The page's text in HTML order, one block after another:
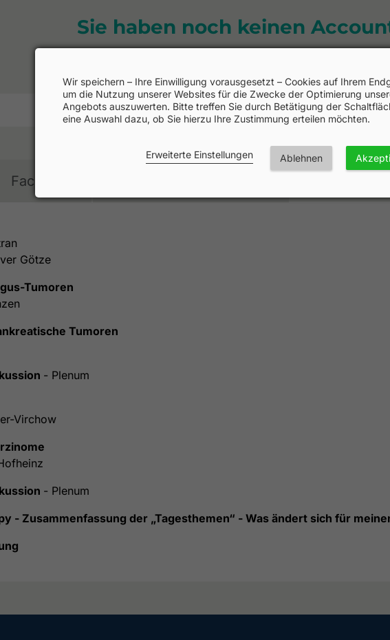
Sie haben noch keinen
Faculty
Götze
Tumoren
Tumoren
- Plenum
Virchow
- Plenum
- Zusammenfassung der „Tagesthemen“ - Was ändert sich für
Wir speichern – Ihre Einwilligung vorausgesetzt – Cookies auf Ihrem
um die Nutzung unserer Websites für die Zwecke der Optimierung
Angebots auszuwerten. Bitte treffen Sie durch Betätigung der
eine Auswahl dazu, ob Sie hierzu Ihre Zustimmung erteilen möchten.
Erweiterte Einstellungen Ablehnen